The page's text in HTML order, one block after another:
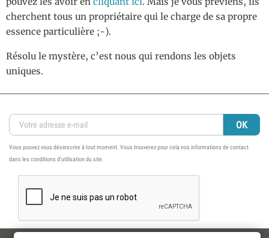
cherchent tous un propriétaire qui le charge de sa propre
essence particulière ;-).
Résolu le mystère, c’est nous qui rendons les objets
uniques.
Vous pouvez vous désinscrire à tout moment. Vous trouverez pour cela nos informations de contact
dans les conditions d'utilisation du site.